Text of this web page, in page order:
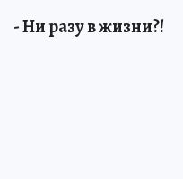
- Ни разу в жизни?!